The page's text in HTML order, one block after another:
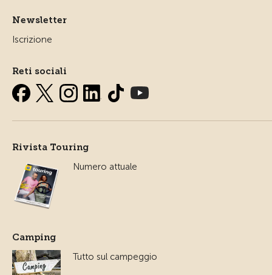
Newsletter
Iscrizione
Reti sociali
Rivista Touring
Numero attuale
Camping
Tutto sul campeggio